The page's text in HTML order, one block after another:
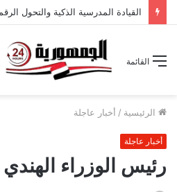
القيادة المدرسية الذكية والتحول
القائمة
الرئيسية / أخبار عاجلة
أخبار عاجلة
رئيس الوزراء الهندي